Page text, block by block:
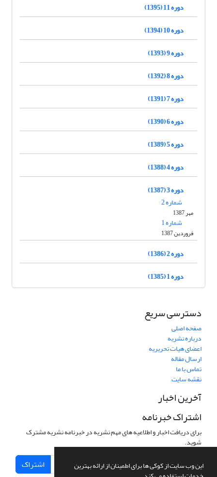
این وب سایت از کوکی ها برای اطمینان از ارائه بهترین
دوره 11 (1395)
دوره 10 (1394)
دوره 9 (1393)
دوره 8 (1392)
دوره 7 (1391)
دوره 6 (1390)
دوره 5 (1389)
دوره 4 (1388)
دوره 3 (1387)
شماره 2
مهر 1387
شماره 1
فروردین 1387
دوره 2 (1386)
دوره 1 (1385)
دسترسی سریع
صفحه اصلی
درباره نشریه
اعضای هیات تحریریه
ارسال مقاله
تماس با ما
نقشه سایت
آخرین اخبار
اشتراک خبرنامه
برای دریافت اخبار و اطلاعیه های مهم نشریه در خبرنامه نشریه مشترک
شوید.
اشتراک